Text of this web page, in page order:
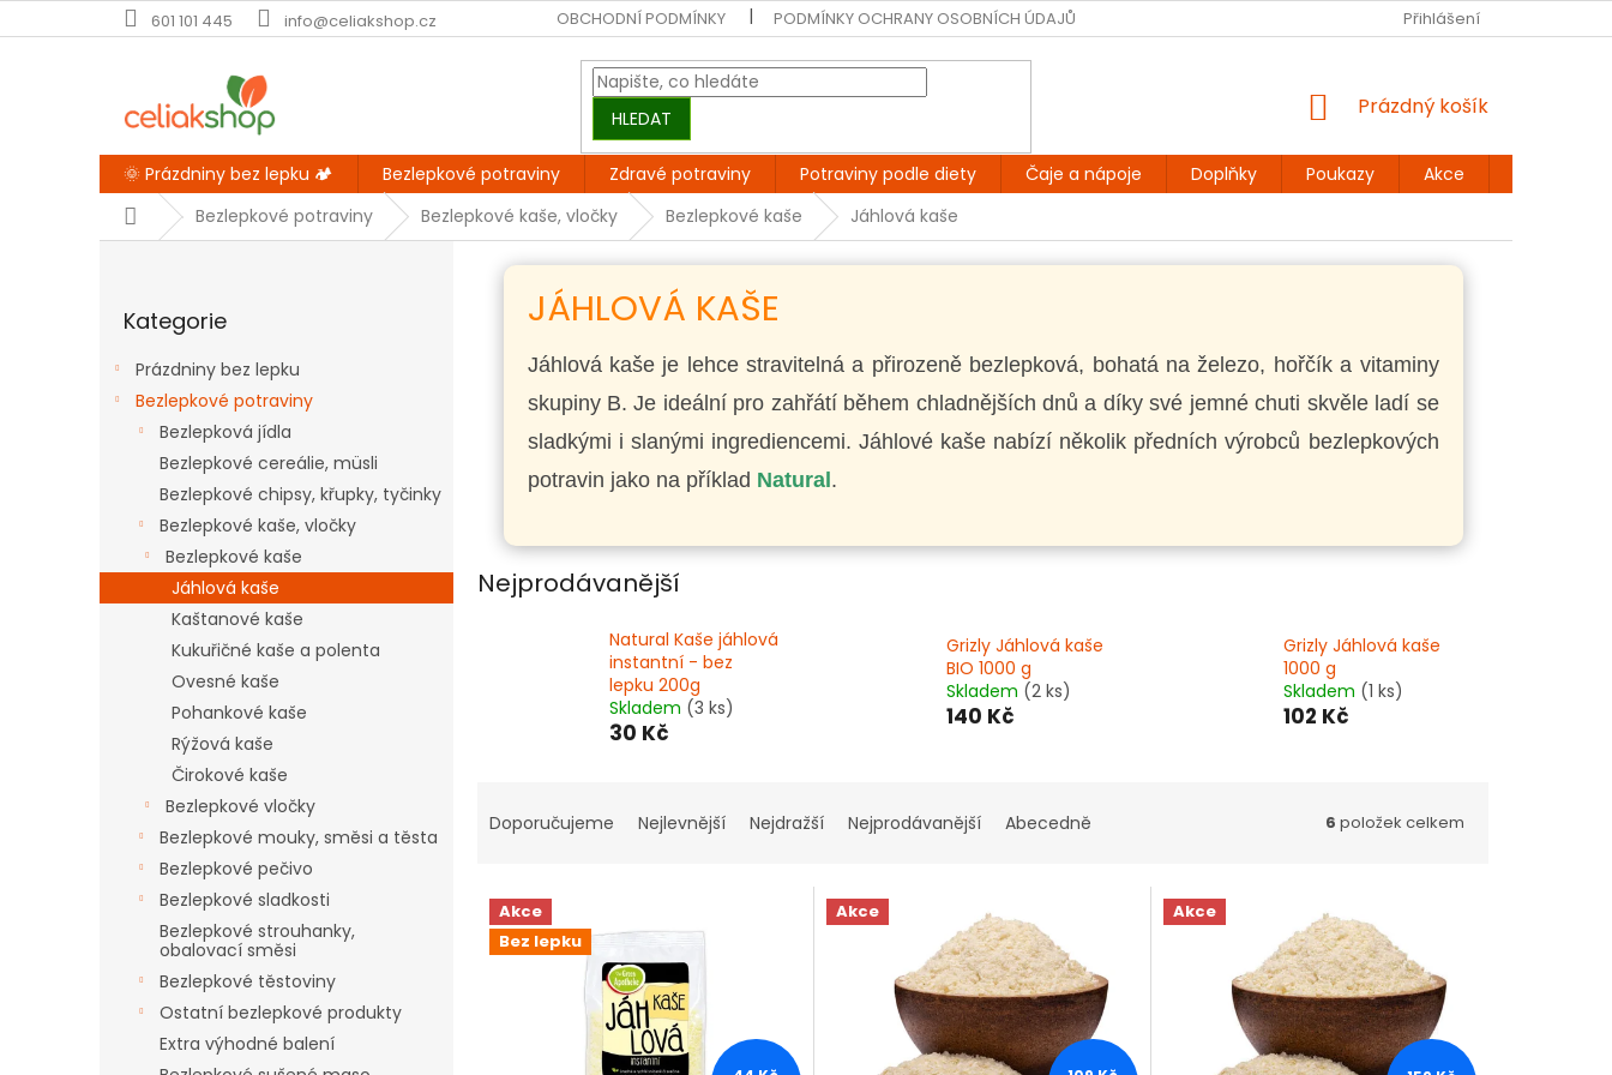
na
601 101 445 info@celiakshop.cz OBCHODNÍ PODMÍNKY PODMÍNKY OCHRANY OSOBNÍCH ÚDAJŮ KONTAKT DOPRAVA A PLATBA
Přihlášení
HLEDAT
NÁKUPNÍ
Prázdný košík
🌞 Prázdniny bez lepku 🏕️ Bezlepkové potraviny Zdravé potraviny Potraviny podle diety Čaje a nápoje Doplňky Poukazy Akce
DomůBezlepkové potraviny Bezlepkové kaše, vločky Bezlepkové kaše Jáhlová kaše
e
l
kategorie
Kategorie
Prázdniny bez lepku
Bezlepkové potraviny
Bezlepková jídla
Bezlepkové cereálie, müsli
Bezlepkové chipsy, křupky, tyčinky
Bezlepkové kaše, vločky
Bezlepkové kaše
Jáhlová kaše
Kaštanové kaše
Kukuřičné kaše a polenta
Ovesné kaše
Pohankové kaše
Rýžová kaše
Čirokové kaše
Bezlepkové vločky
Bezlepkové mouky, směsi a těsta
Bezlepkové pečivo
Bezlepkové sladkosti
Bezlepkové strouhanky,
obalovací směsi
Bezlepkové těstoviny
Ostatní bezlepkové produkty
Extra výhodné balení
JÁHLOVÁ KAŠE
Jáhlová kaše je lehce stravitelná a přirozeně bezlepková, bohatá na železo, hořčík a vitaminy
skupiny B. Je ideální pro zahřátí během chladnějších dnů a díky své jemné chuti skvěle ladí se
sladkými i slanými ingrediencemi. Jáhlové kaše nabízí několik předních výrobců bezlepkových
potravin jako na příklad Natural .
Nejprodávanější
Natural Kaše jáhlová
instantní - bez
lepku 200g
Skladem (3 ks)
30 Kč
Grizly Jáhlová kaše
BIO 1000 g
Skladem (2 ks)
140 Kč
Grizly Jáhlová kaše
1000 g
Skladem (1 ks)
102 Kč
a
n
p
Doporučujeme Nejlevnější Nejdražší Nejprodávanější Abecedně 6 položek celkem
V
p
Akce
Bez lepku
Akce Akce